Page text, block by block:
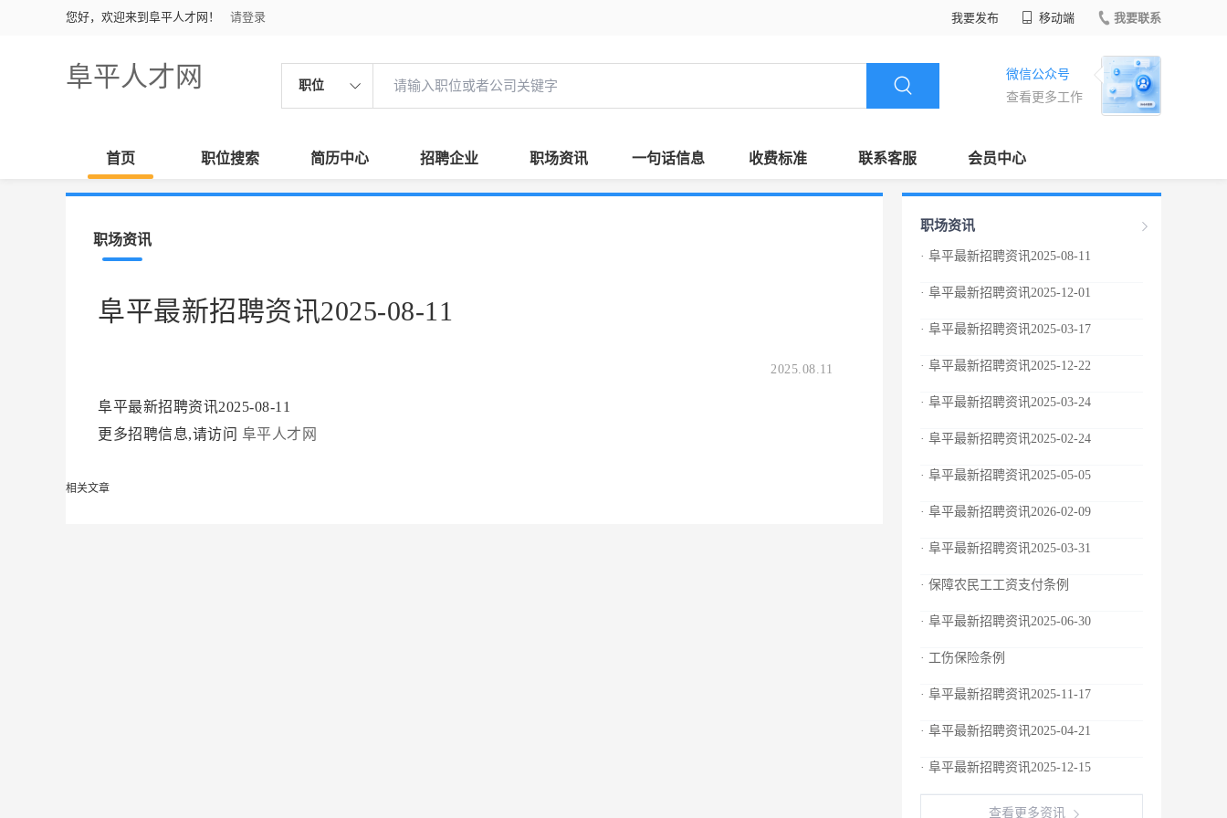
您好，欢迎来到阜平人才网！ 请登录 我要发布 移动端 我要联系
阜平人才网 职位
微信公众号
查看更多工作
首页 职位搜索 简历中心 招聘企业 职场资讯 一句话信息 收费标准 联系客服 会员中心
职场资讯
阜平最新招聘资讯2025-08-11
2025.08.11
阜平最新招聘资讯2025-08-11
更多招聘信息,请访问 阜平人才网
相关文章
职场资讯
· 阜平最新招聘资讯2025-08-11
· 阜平最新招聘资讯2025-12-01
· 阜平最新招聘资讯2025-03-17
· 阜平最新招聘资讯2025-12-22
· 阜平最新招聘资讯2025-03-24
· 阜平最新招聘资讯2025-02-24
· 阜平最新招聘资讯2025-05-05
· 阜平最新招聘资讯2026-02-09
· 阜平最新招聘资讯2025-03-31
· 保障农民工工资支付条例
· 阜平最新招聘资讯2025-06-30
· 工伤保险条例
· 阜平最新招聘资讯2025-11-17
· 阜平最新招聘资讯2025-04-21
· 阜平最新招聘资讯2025-12-15
查看更多资讯